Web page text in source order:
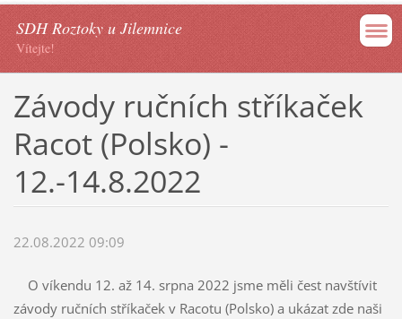
SDH Roztoky u Jilemnice
Vítejte!
Závody ručních stříkaček
Racot (Polsko) -
12.-14.8.2022
22.08.2022 09:09
O víkendu 12. až 14. srpna 2022 jsme měli čest navštívit
závody ručních stříkaček v Racotu (Polsko) a ukázat zde naši